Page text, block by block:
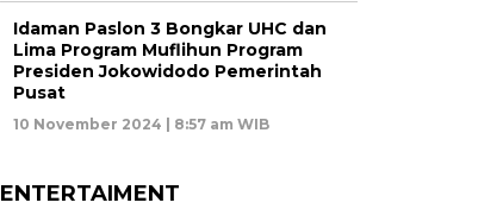
Idaman Paslon 3 Bongkar UHC dan
Lima Program Muflihun Program
Presiden Jokowidodo Pemerintah
Pusat
10 November 2024 | 8:57 am WIB
ENTERTAIMENT